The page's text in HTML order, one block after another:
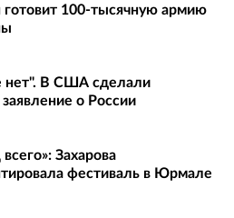
100-тысячную армию
нет". В США сделали
о России
Захарова
фестиваль в Юрмале